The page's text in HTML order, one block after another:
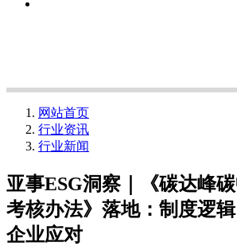
网站首页
行业资讯
行业新闻
亚事ESG洞察｜《碳达峰
考核办法》落地：制度逻
企业应对